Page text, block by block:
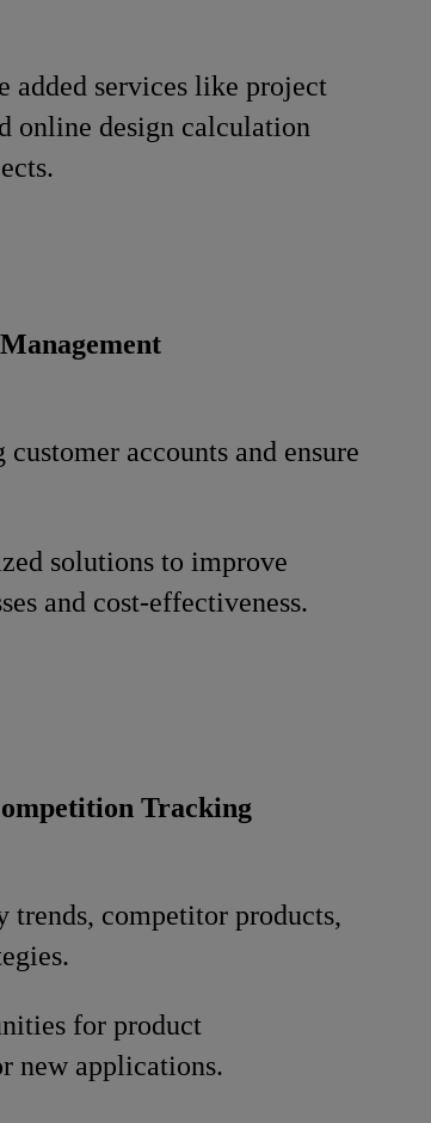
added services like project
online design calculation
accounts and ensure
solutions to improve
and cost-effectiveness.
Tracking
trends, competitor products,
for product
new applications.